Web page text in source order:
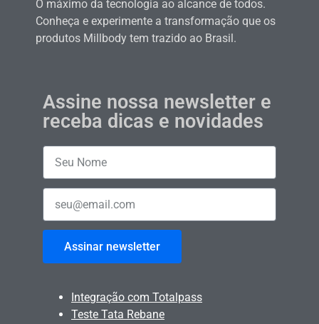
O máximo da tecnologia ao alcance de todos.
Conheça e experimente a transformação que os
produtos Millbody tem trazido ao Brasil.
Assine nossa newsletter e
receba dicas e novidades
Assinar newsletter
Integração com Totalpass
Teste Tata Rebane